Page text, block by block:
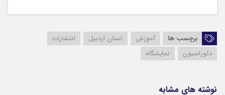
برچسب ها آموزش استان اردبیل
انتشارات
دکوراسیون
نمایشگاه
نوشته های مشابه